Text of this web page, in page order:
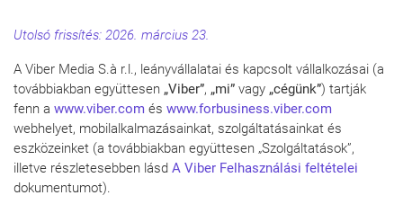
Utolsó frissítés: 2026. március 23.
A Viber Media S.à r.l., leányvállalatai és kapcsolt vállalkozásai (a
továbbiakban együttesen „Viber”, „mi” vagy „cégünk”) tartják
fenn a www.viber.com és www.forbusiness.viber.com
webhelyet, mobilalkalmazásainkat, szolgáltatásainkat és
eszközeinket (a továbbiakban együttesen „Szolgáltatások”,
illetve részletesebben lásd A Viber Felhasználási feltételei
dokumentumot).